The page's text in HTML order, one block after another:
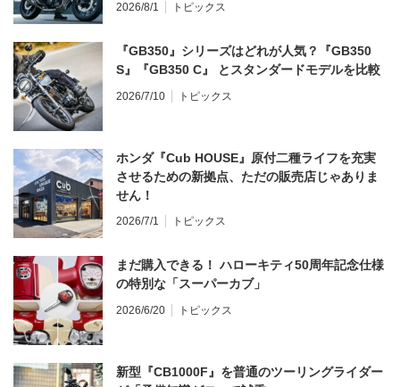
2026/8/1 トピックス
『GB350』シリーズはどれが人気？『GB350
S』『GB350 C』 とスタンダードモデルを比較
2026/7/10 トピックス
ホンダ『Cub HOUSE』原付二種ライフを充実
させるための新拠点、ただの販売店じゃありま
せん！
2026/7/1 トピックス
まだ購入できる！ ハローキティ50周年記念仕様
の特別な「スーパーカブ」
2026/6/20 トピックス
新型『CB1000F』を普通のツーリングライダー